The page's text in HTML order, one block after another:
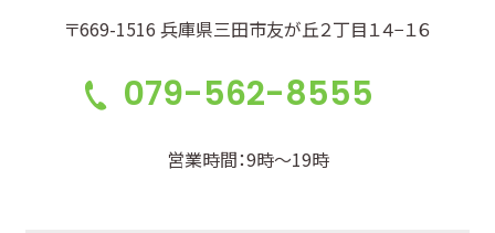
〒669-1516 兵庫県三田市友が丘２丁目１４−１６
079-562-8555
営業時間：9時～19時